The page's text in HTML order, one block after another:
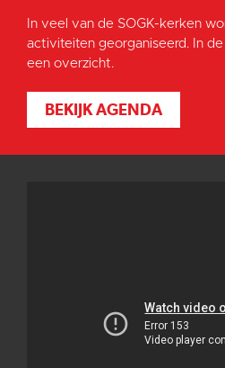
In veel van de SOGK-kerken
activiteiten georganiseerd. In
een overzicht.
BEKIJK AGENDA